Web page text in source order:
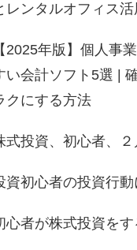
レンタルオフィス
【2025年版】個人事
い会計ソフト5選 |
クにする方法
式投資、初心者、
資初心者の投資行
心者が株式投資を